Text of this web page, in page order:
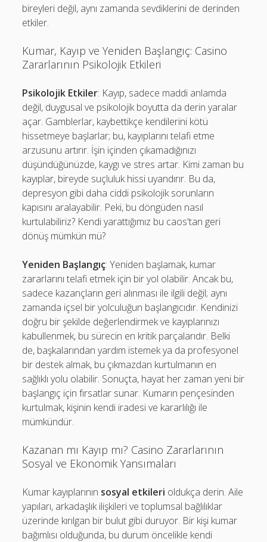
bireyleri değil, aynı zamanda sevdiklerini de derinden
etkiler.
Kumar, Kayıp ve Yeniden Başlangıç: Casino
Zararlarının Psikolojik Etkileri
Psikolojik Etkiler: Kayıp, sadece maddi anlamda
değil, duygusal ve psikolojik boyutta da derin yaralar
açar. Gamblerlar, kaybettikçe kendilerini kötü
hissetmeye başlarlar; bu, kayıplarını telafi etme
arzusunu artırır. İşin içinden çıkamadığınızı
düşündüğünüzde, kaygı ve stres artar. Kimi zaman bu
kayıplar, bireyde suçluluk hissi uyandırır. Bu da,
depresyon gibi daha ciddi psikolojik sorunların
kapısını aralayabilir. Peki, bu döngüden nasıl
kurtulabiliriz? Kendi yarattığımız bu caos'tan geri
dönüş mümkün mü?
Yeniden Başlangıç: Yeniden başlamak, kumar
zararlarını telafi etmek için bir yol olabilir. Ancak bu,
sadece kazançların geri alınması ile ilgili değil; aynı
zamanda içsel bir yolculuğun başlangıcıdır. Kendinizi
doğru bir şekilde değerlendirmek ve kayıplarınızı
kabullenmek, bu sürecin en kritik parçalarıdır. Belki
de, başkalarından yardım istemek ya da profesyonel
bir destek almak, bu çıkmazdan kurtulmanın en
sağlıklı yolu olabilir. Sonuçta, hayat her zaman yeni bir
başlangıç için fırsatlar sunar. Kumarın pençesinden
kurtulmak, kişinin kendi iradesi ve kararlılığı ile
mümkündür.
Kazanan mı Kayıp mı? Casino Zararlarının
Sosyal ve Ekonomik Yansımaları
Kumar kayıplarının sosyal etkileri oldukça derin. Aile
yapıları, arkadaşlık ilişkileri ve toplumsal bağlılıklar
üzerinde kırılgan bir bulut gibi duruyor. Bir kişi kumar
bağımlısı olduğunda, bu durum öncelikle kendi